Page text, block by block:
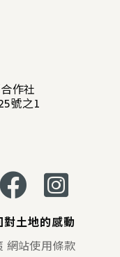
作社
號之1
土地的感動
網站使用條款